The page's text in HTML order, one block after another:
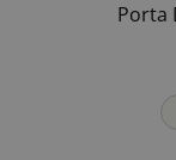
Porta